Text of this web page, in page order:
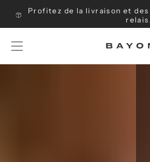
Passer
au
Profitez de la livraison et